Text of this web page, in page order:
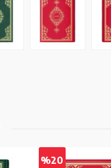
%20